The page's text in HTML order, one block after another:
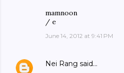
mamnoon
/ e
June 14, 2012 at 9:41 PM
Nei Rang said…